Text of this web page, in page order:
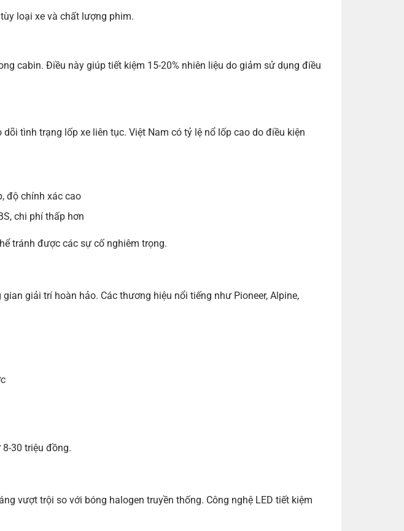
loại xe và chất lượng phim.
cabin. Điều này giúp tiết kiệm 15-20% nhiên liệu do giảm sử dụng điều
dõi tình trạng lốp xe liên tục. Việt Nam có tỷ lệ nổ lốp cao do điều kiện
độ chính xác cao
chi phí thấp hơn
tránh được các sự cố nghiêm trọng.
giải trí hoàn hảo. Các thương hiệu nổi tiếng như Pioneer, Alpine,
30 triệu đồng.
vượt trội so với bóng halogen truyền thống. Công nghệ LED tiết kiệm